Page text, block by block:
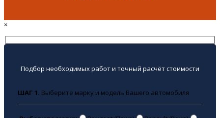
×
Подбор необходимых работ и точный расчёт стоимости
ШАГ 1. Выберите марку и модель Вашего автомобиля